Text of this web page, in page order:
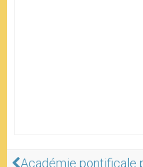
Académie pontificale